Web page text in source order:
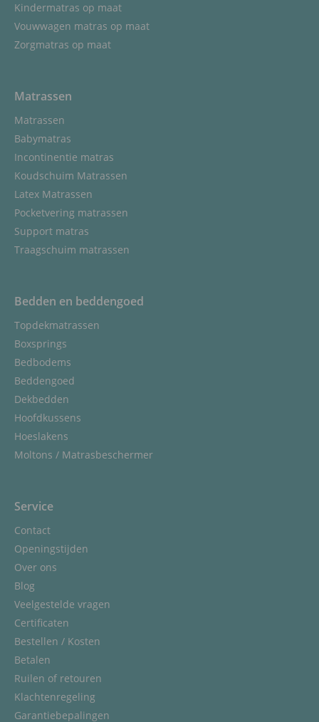
Kindermatras op maat
Vouwwagen matras op maat
Zorgmatras op maat
Matrassen
Matrassen
Babymatras
Incontinentie matras
Koudschuim Matrassen
Latex Matrassen
Pocketvering matrassen
Support matras
Traagschuim matrassen
Bedden en beddengoed
Topdekmatrassen
Boxsprings
Bedbodems
Beddengoed
Dekbedden
Hoofdkussens
Hoeslakens
Moltons / Matrasbeschermer
Service
Contact
Openingstijden
Over ons
Blog
Veelgestelde vragen
Certificaten
Bestellen / Kosten
Betalen
Ruilen of retouren
Klachtenregeling
Garantiebepalingen